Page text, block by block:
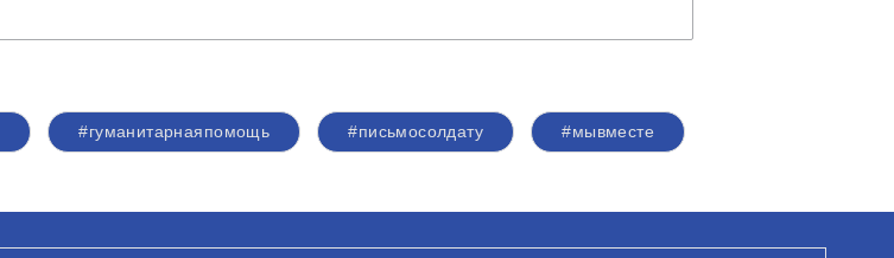
#гуманитарнаяпомощь #письмосолдату #мывместе